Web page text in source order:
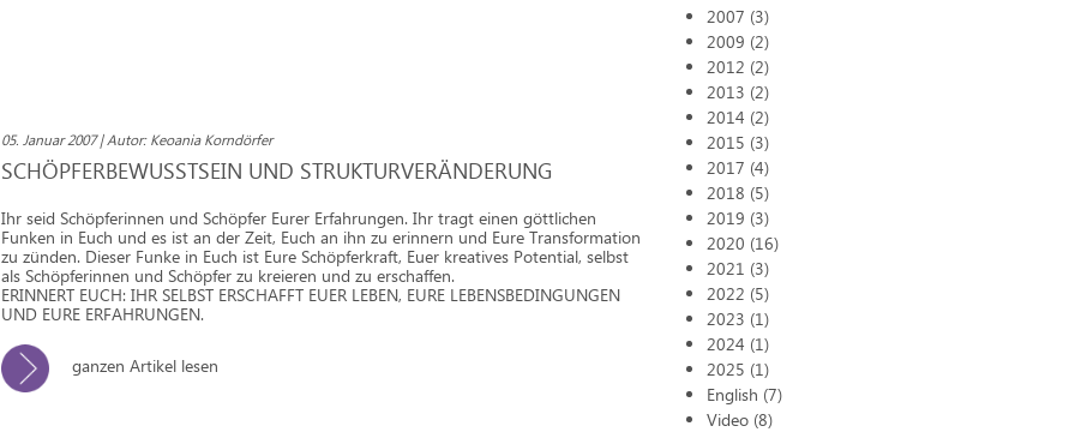
05. Januar 2007 | Autor: Keoania Korndörfer
SCHÖPFERBEWUSSTSEIN UND STRUKTURVERÄNDERUNG
Ihr seid Schöpferinnen und Schöpfer Eurer Erfahrungen. Ihr tragt einen göttlichen
Funken in Euch und es ist an der Zeit, Euch an ihn zu erinnern und Eure Transformation
zu zünden. Dieser Funke in Euch ist Eure Schöpferkraft, Euer kreatives Potential, selbst
als Schöpferinnen und Schöpfer zu kreieren und zu erschaffen.
ERINNERT EUCH: IHR SELBST ERSCHAFFT EUER LEBEN, EURE LEBENSBEDINGUNGEN
UND EURE ERFAHRUNGEN.
ganzen Artikel lesen
2007 (3)
2009 (2)
2012 (2)
2013 (2)
2014 (2)
2015 (3)
2017 (4)
2018 (5)
2019 (3)
2020 (16)
2021 (3)
2022 (5)
2023 (1)
2024 (1)
2025 (1)
English (7)
Video (8)